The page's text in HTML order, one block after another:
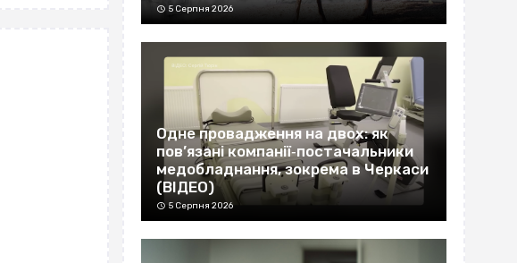
5 Серпня 2026
Одне провадження на двох: як
пов’язані компанії‐постачальники
медобладнання, зокрема в Черкаси
(ВІДЕО)
5 Серпня 2026